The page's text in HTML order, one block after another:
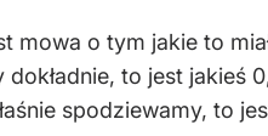
mowa o tym jakie to
dokładnie, to jest
spodziewamy, to